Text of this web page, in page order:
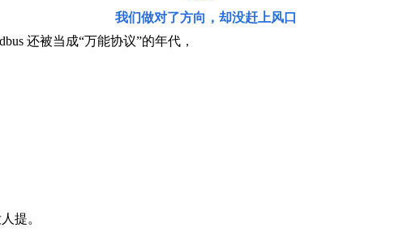
我们做对了方向，却没赶上风口
还被当成“万能协议”的年代，
提。